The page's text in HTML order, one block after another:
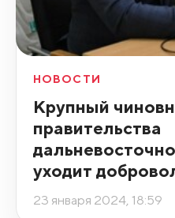
НОВОСТИ
Крупный
правительства
уходит
23 января 2024, 18:59